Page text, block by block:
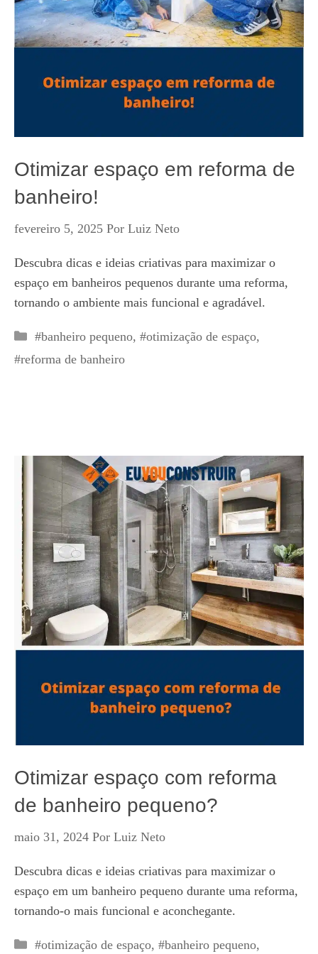
Otimizar espaço em reforma de
banheiro!
fevereiro 5, 2025 Por Luiz Neto
Descubra dicas e ideias criativas para maximizar o
espaço em banheiros pequenos durante uma reforma,
tornando o ambiente mais funcional e agradável.
Categorias
#banheiro pequeno, #otimização de espaço,
#reforma de banheiro
Otimizar espaço com reforma
de banheiro pequeno?
maio 31, 2024 Por Luiz Neto
Descubra dicas e ideias criativas para maximizar o
espaço em um banheiro pequeno durante uma reforma,
tornando-o mais funcional e aconchegante.
Categorias
#otimização de espaço, #banheiro pequeno,